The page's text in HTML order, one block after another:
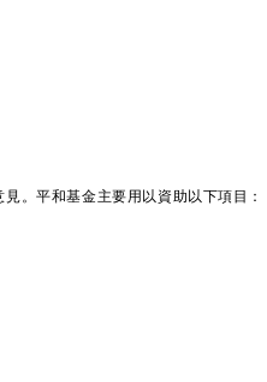
。平和基金主要用以資助以下項目：